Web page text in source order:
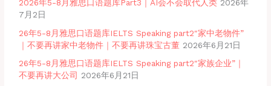
2026年5-8月雅思口语题库Part3｜AI会不会取代人类 2026年
7月2日
26年5-8月雅思口语题库IELTS Speaking part2″家中老物件”
｜不要再讲家中老物件｜不要再讲珠宝古董 2026年6月21日
26年5-8月雅思口语题库IELTS Speaking part2″家族企业”｜
不要再讲大公司 2026年6月21日